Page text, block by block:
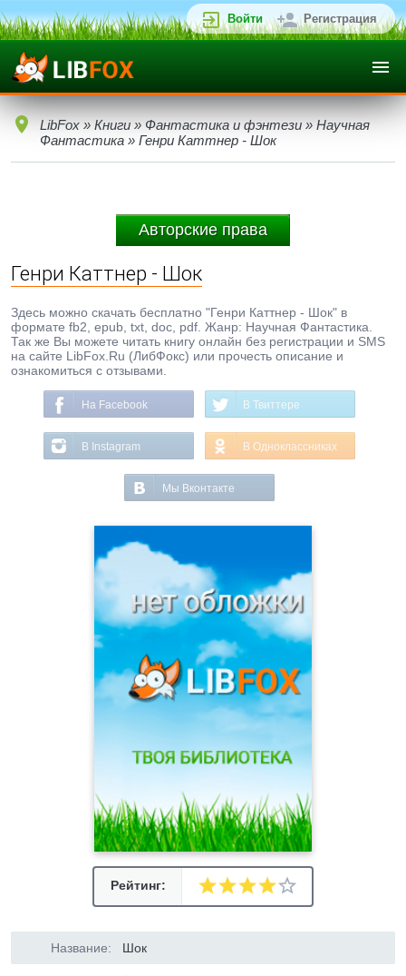
Войти Регистрация
LibFox » Книги » Фантастика и фэнтези » Научная
Фантастика » Генри Каттнер - Шок
Авторские права
Генри Каттнер - Шок
Здесь можно скачать бесплатно "Генри Каттнер - Шок" в
формате fb2, epub, txt, doc, pdf. Жанр: Научная Фантастика.
Так же Вы можете читать книгу онлайн без регистрации и SMS
на сайте LibFox.Ru (ЛибФокс) или прочесть описание и
ознакомиться с отзывами.
На Facebook В Твиттере
В Instagram В Одноклассниках
Мы Вконтакте
Рейтинг:
Название: Шок